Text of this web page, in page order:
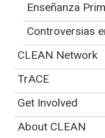
La
del sol
a. La luz solar
se refleja hacia
Enseñanza
Controversias
CLEAN Network
TrACE
Get Involved
About CLEAN